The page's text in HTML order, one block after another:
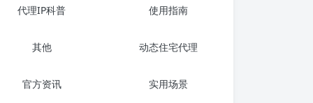
代理IP科普 使用指南
其他 动态住宅代理
官方资讯 实用场景